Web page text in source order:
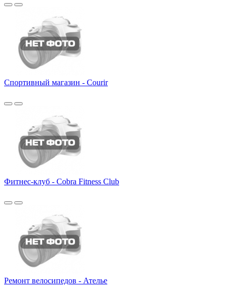
Спортивный магазин - Courir
Фитнес-клуб - Cobra Fitness Club
Ремонт велосипедов - Ателье